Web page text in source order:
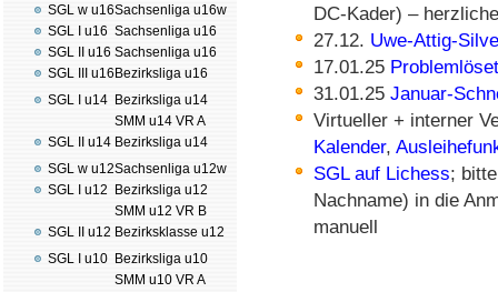
SGL w u16
SGL I u16
SGL II u16
SGL III u16
SGL I u14
SGL II u14
SGL w u12
SGL I u12
SGL II u12
SGL I u10
Sachsenliga u16w
Sachsenliga u16
Sachsenliga u16
Bezirksliga u16
Bezirksliga u14
SMM u14 VR A
Bezirksliga u14
Sachsenliga u12w
Bezirksliga u12
SMM u12 VR B
Bezirksklasse u12
Bezirksliga u10
SMM u10 VR A
DC-Kader) –
27.12. Uwe-Attig-
17.01.25
31.01.25 Januar-
Virtueller + interner
Kalender,
SGL auf Lichess;
Nachname) in die
manuell